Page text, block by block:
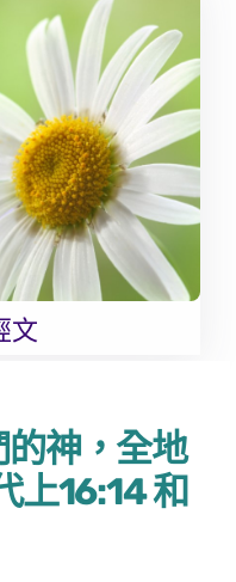
文
神，全地
上16:14 和